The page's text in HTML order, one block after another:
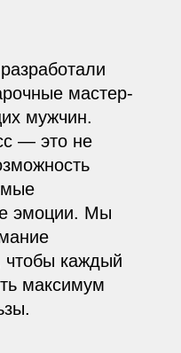
мастер-
мужчин.
— это не
эмоции. Мы
чтобы каждый
максимум